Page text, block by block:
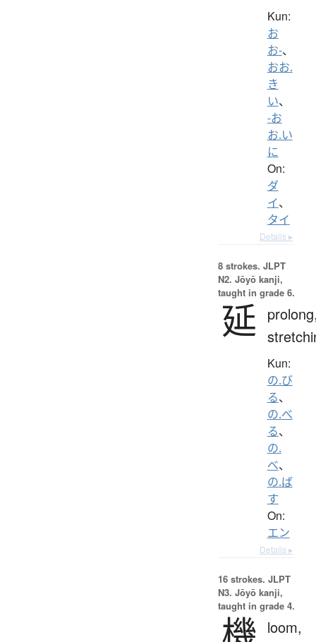
Kun:
お
お-、
おお.
き
い、
-お
お.い
に
On:
ダ
イ、
タイ
Details ▸
8 strokes. JLPT
N2. Jōyō kanji,
taught in grade 6.
延
Kun:
の.び
る、
の.べ
る、
の.
べ、
の.ば
す
On:
エン
Details ▸
16 strokes. JLPT
N3. Jōyō kanji,
taught in grade 4.
loom,